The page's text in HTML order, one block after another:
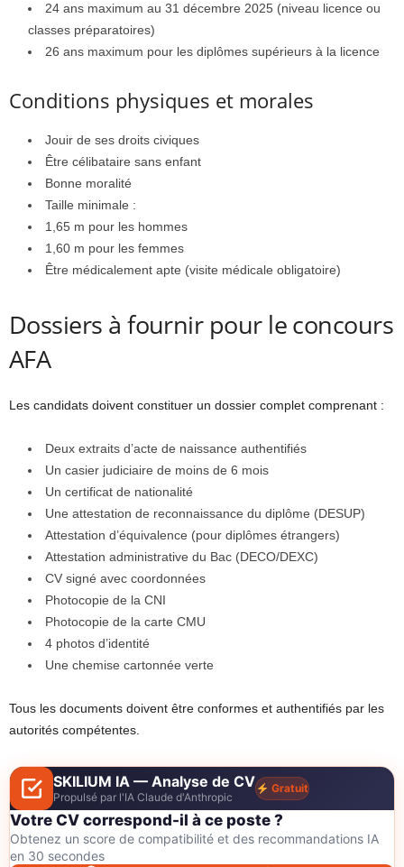
24 ans maximum au 31 décembre 2025 (niveau licence ou
classes préparatoires)
26 ans maximum pour les diplômes supérieurs à la licence
Conditions physiques et morales
Jouir de ses droits civiques
Être célibataire sans enfant
Bonne moralité
Taille minimale :
1,65 m pour les hommes
1,60 m pour les femmes
Être médicalement apte (visite médicale obligatoire)
Dossiers à fournir pour le concours
AFA
Les candidats doivent constituer un dossier complet comprenant :
Deux extraits d’acte de naissance authentifiés
Un casier judiciaire de moins de 6 mois
Un certificat de nationalité
Une attestation de reconnaissance du diplôme (DESUP)
Attestation d’équivalence (pour diplômes étrangers)
Attestation administrative du Bac (DECO/DEXC)
CV signé avec coordonnées
Photocopie de la CNI
Photocopie de la carte CMU
4 photos d’identité
Une chemise cartonnée verte
Tous les documents doivent être conformes et authentifiés par les
autorités compétentes.
SKILIUM IA — Analyse de CV
Propulsé par l'IA Claude d'Anthropic
Gratuit
Votre CV correspond-il à ce poste ?
Obtenez un score de compatibilité et des recommandations IA
en 30 secondes